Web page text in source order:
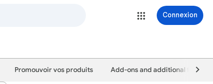
Connexion
Promouvoir vos produits Add-ons and additional